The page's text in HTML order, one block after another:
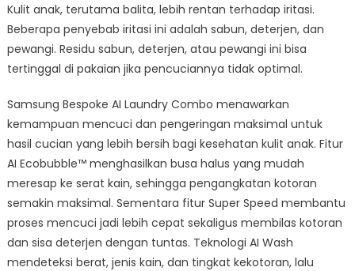
Kulit anak, terutama balita, lebih rentan terhadap iritasi.
Beberapa penyebab iritasi ini adalah sabun, deterjen, dan
pewangi. Residu sabun, deterjen, atau pewangi ini bisa
tertinggal di pakaian jika pencuciannya tidak optimal.
Samsung Bespoke AI Laundry Combo menawarkan
kemampuan mencuci dan pengeringan maksimal untuk
hasil cucian yang lebih bersih bagi kesehatan kulit anak. Fitur
AI Ecobubble™ menghasilkan busa halus yang mudah
meresap ke serat kain, sehingga pengangkatan kotoran
semakin maksimal. Sementara fitur Super Speed membantu
proses mencuci jadi lebih cepat sekaligus membilas kotoran
dan sisa deterjen dengan tuntas. Teknologi AI Wash
mendeteksi berat, jenis kain, dan tingkat kekotoran, lalu